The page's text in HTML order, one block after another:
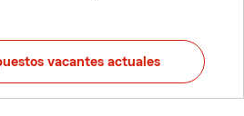
vacantes actuales